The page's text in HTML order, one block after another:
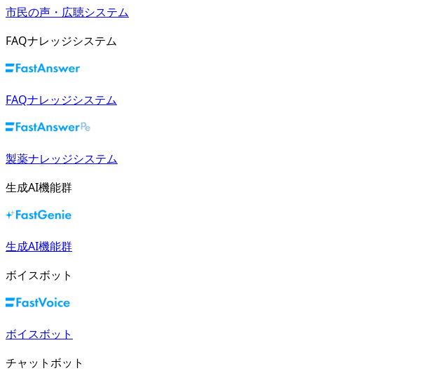
市民の声・広聴システム
FAQナレッジシステム
FAQナレッジシステム
製薬ナレッジシステム
生成AI機能群
生成AI機能群
ボイスボット
ボイスボット
チャットボット